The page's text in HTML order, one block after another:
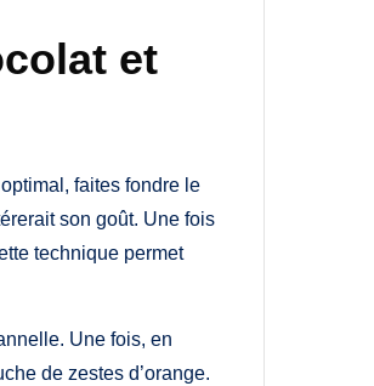
et
faites fondre le
son goût. Une fois
technique permet
Une fois, en
de zestes d’orange.